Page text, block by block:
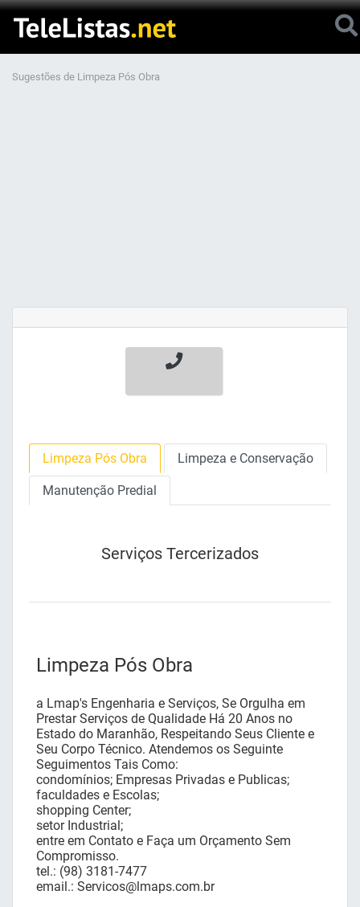
Sugestões de Limpeza Pós Obra
Limpeza Pós Obra Limpeza e Conservação
Manutenção Predial
Serviços Tercerizados
Limpeza Pós Obra
a Lmap's Engenharia e Serviços, Se Orgulha em
Prestar Serviços de Qualidade Há 20 Anos no
Estado do Maranhão, Respeitando Seus Cliente e
Seu Corpo Técnico. Atendemos os Seguinte
Seguimentos Tais Como:
condomínios; Empresas Privadas e Publicas;
faculdades e Escolas;
shopping Center;
setor Industrial;
entre em Contato e Faça um Orçamento Sem
Compromisso.
tel.: (98) 3181-7477
email.: Servicos@lmaps.com.br